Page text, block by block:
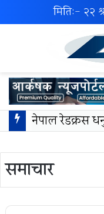
मिति:- २२
समाचार